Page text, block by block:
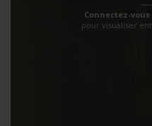
Connectez-vous
pour visualiser